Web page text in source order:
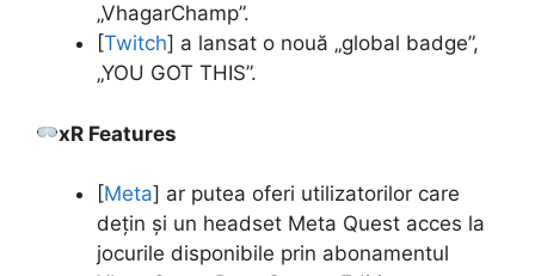
„VhagarChamp”.
[Twitch] a lansat o nouă „global badge”,
„YOU GOT THIS”.
xR Features
[Meta] ar putea oferi utilizatorilor care
dețin și un headset Meta Quest acces la
jocurile disponibile prin abonamentul